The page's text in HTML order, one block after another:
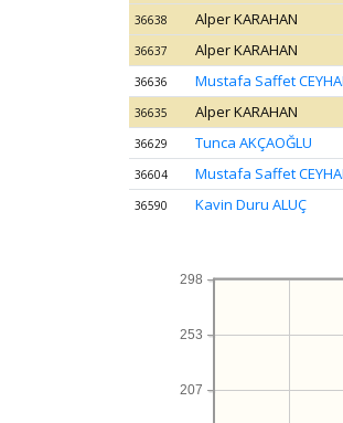
36638 Alper KARAHAN
36637 Alper KARAHAN
36636 Mustafa Saffet
36635 Alper KARAHAN
36629 Tunca AKÇAOĞLU
36604 Mustafa Saffet
36590 Kavin Duru ALUÇ
207
253
298